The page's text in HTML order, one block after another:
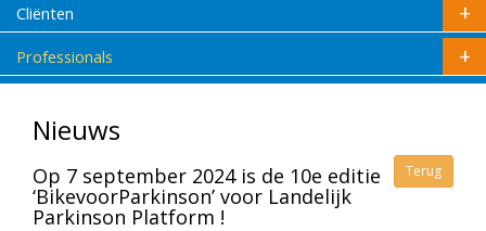
Cliënten
Professionals
Nieuws
Terug
Op 7 september 2024 is de 10e editie
‘BikevoorParkinson’ voor Landelijk
Parkinson Platform !